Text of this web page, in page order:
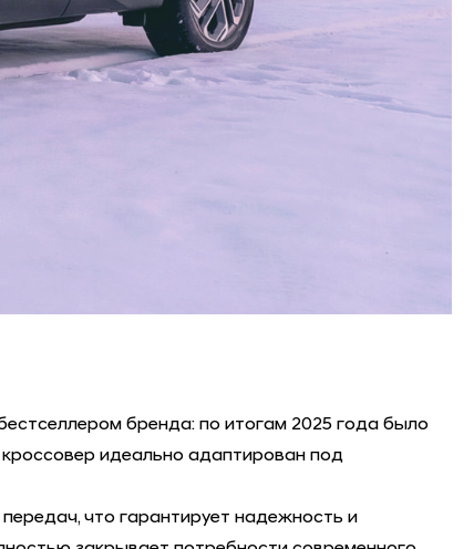
бренда: по итогам 2025 года было
идеально адаптирован под
что гарантирует надежность и